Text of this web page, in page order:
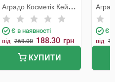
1 флакон
Аградо Косметік Кейр
3000 С.Л.У.
Є в наявності
від 269.00 188.30 грн
КУПИТИ
3000
Є в
від